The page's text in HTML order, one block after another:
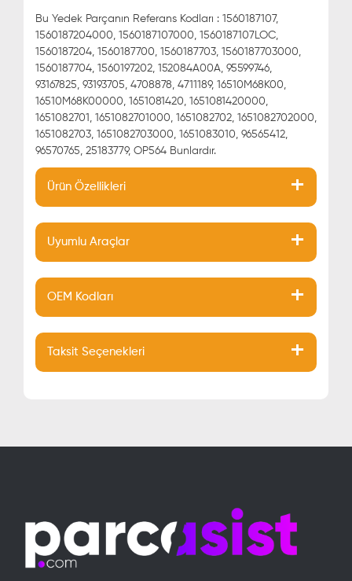
Bu Yedek Parçanın Referans Kodları : 1560187107,
1560187204000, 1560187107000, 1560187107LOC,
1560187204, 1560187700, 1560187703, 1560187703000,
1560187704, 1560197202, 152084A00A, 95599746,
93167825, 93193705, 4708878, 4711189, 16510M68K00,
16510M68K00000, 1651081420, 1651081420000,
1651082701, 1651082701000, 1651082702, 1651082702000,
1651082703, 1651082703000, 1651083010, 96565412,
96570765, 25183779, OP564 Bunlardır.
Ürün Özellikleri
Uyumlu Araçlar
OEM Kodları
Taksit Seçenekleri